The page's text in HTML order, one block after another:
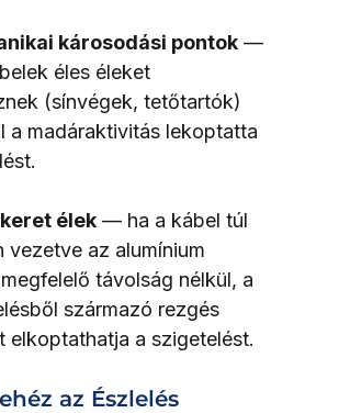
károsodási pontok —
éles éleket
(sínvégek, tetőtartók)
a madáraktivitás lekoptatta
élek — ha a kábel túl
vezetve az alumínium
távolság nélkül, a
származó rezgés
elkoptathatja a szigetelést.
az Észlelés